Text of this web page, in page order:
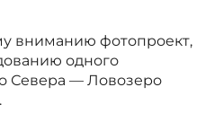
вниманию фотопроект,
одного
Севера — Ловозеро